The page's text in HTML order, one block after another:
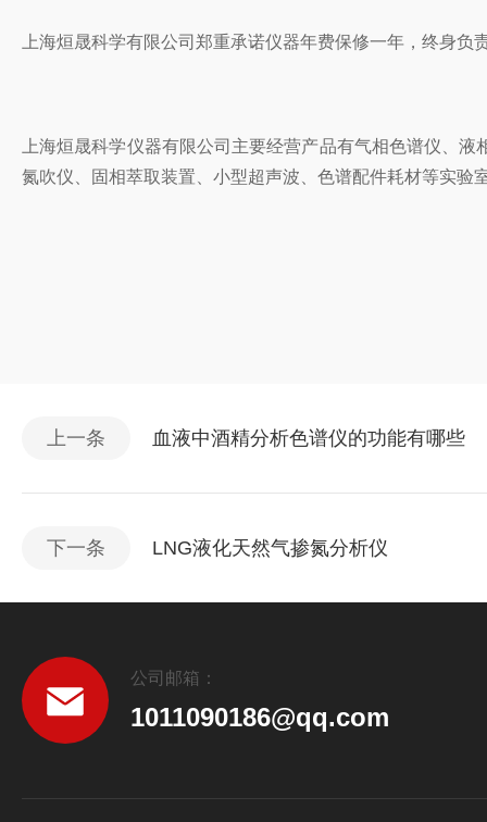
上海烜晟科学有限公司郑重承诺仪器年费保修一年，终身负
上海烜晟科学仪器有限公司主要经营产品有气相色谱仪、
氮吹仪、固相萃取装置、小型超声波、色谱配件耗材等实验
上一条 血液中酒精分析色谱仪的功能有哪些
下一条 LNG液化天然气掺氮分析仪
公司邮箱：
1011090186@qq.com